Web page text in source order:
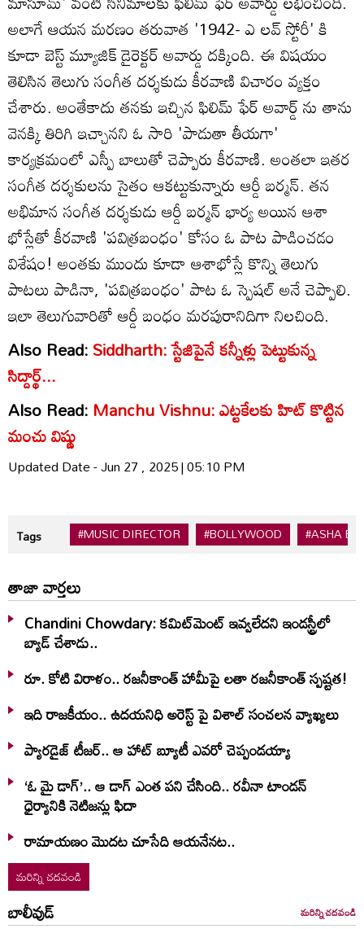
అలాగే ఆయన మరణం తరువాత '1942- ఎ లవ్ స్టోరీ' కి
కూడా బెస్ట్ మ్యూజిక్ డైరెక్టర్ అవార్డు దక్కింది. ఈ విషయం
తెలిసిన తెలుగు సంగీత దర్శకుడు కీరవాణి విచారం వ్యక్తం
చేశారు. అంతేకాదు తనకు ఇచ్చిన ఫిలిమ్ ఫేర్ అవార్డ్ ను తాను
వెనక్కి తిరిగి ఇచ్చానని ఓ సారి 'పాడుతా తీయగా'
కార్యక్రమంలో ఎస్పీ బాలుతో చెప్పారు కీరవాణి. అంతలా ఇతర
సంగీత దర్శకులను సైతం ఆకట్టుకున్నారు ఆర్డీ బర్మన్. తన
అభిమాన సంగీత దర్శకుడు ఆర్డీ బర్మన్ భార్య అయిన ఆశా
భోస్లేతో కీరవాణి 'పవిత్రబంధం' కోసం ఓ పాట పాడించడం
విశేషం! అంతకు ముందు కూడా ఆశాభోస్లే కొన్ని తెలుగు
పాటలు పాడినా, 'పవిత్రబంధం' పాట ఓ స్పెషల్ అనే చెప్పాలి.
ఇలా తెలుగువారితో ఆర్డీ బంధం మరపురానిదిగా నిలచింది.
Also Read:Siddharth: స్టేజిపైనే కన్నీళ్లు పెట్టుకున్న
సిద్దార్థ్...
Also Read: Manchu Vishnu: ఎట్టకేలకు హిట్ కొట్టిన
మంచు విష్ణు
Updated Date - Jun 27 , 2025 | 05:10 PM
Tags #MUSIC DIRECTOR #BOLLYWOOD #ASHA
తాజా వార్తలు
Chandini Chowdary: కమిట్‌మెంట్ ఇవ్వలేదని ఇండస్ట్రీలో
బ్యాడ్ చేశాడు..
రూ. కోటి విరాళం.. రజనీకాంత్ హామీపై లతా రజనీకాంత్ స్పష్టత!
ఇది రాజకీయం.. ఉదయనిధి అరెస్ట్ పై విశాల్ సంచలన వ్యాఖ్యలు
ప్యారడైజ్ టీజర్.. ఆ హాట్ బ్యూటీ ఎవరో చెప్పండయ్యా
‘ఓ మై డాగ్’.. ఆ డాగ్ ఎంత పని చేసింది.. రవీనా టాండన్
ధైర్యానికి నెటిజన్లు ఫిదా
రామాయణం మొదట చూసేది ఆయనేనట..
మరిన్ని చదవండి
బాలీవుడ్ మరిన్ని చదవండి